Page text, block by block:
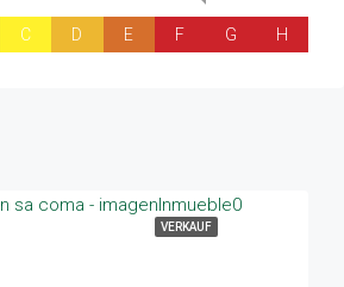
C D E F G H
VERKAUF